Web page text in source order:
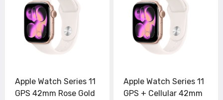
Apple Watch Series 11
GPS 42mm Rose Gold
Apple Watch Series 11
GPS + Cellular 42mm